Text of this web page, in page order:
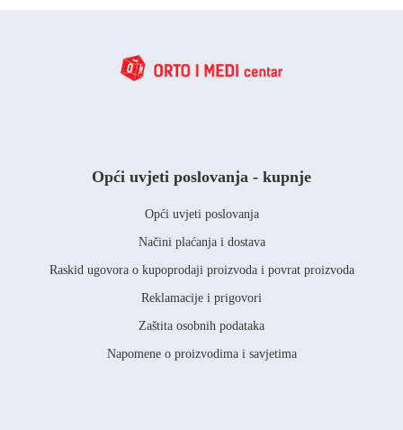
Opći uvjeti poslovanja - kupnje
Opći uvjeti poslovanja
Načini plaćanja i dostava
Raskid ugovora o kupoprodaji proizvoda i povrat proizvoda
Reklamacije i prigovori
Zaštita osobnih podataka
Napomene o proizvodima i savjetima